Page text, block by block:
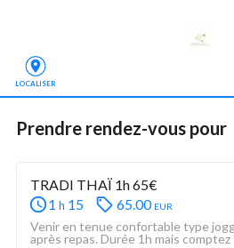
LOCALISER
Prendre rendez-vous pour
TRADI THAÏ 1h 65€
1 h 15 65.00 eur
Venir en tenue confortable type
après repas. Durée 1h mais